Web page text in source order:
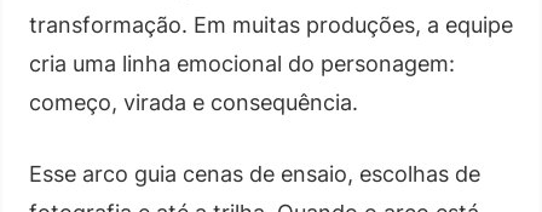
transformação. Em muitas produções, a equipe
cria uma linha emocional do personagem:
começo, virada e consequência.
Esse arco guia cenas de ensaio, escolhas de